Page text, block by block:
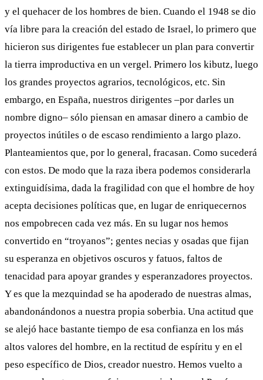
y el quehacer de los hombres de bien. Cuando el 1948 se dio
vía libre para la creación del estado de Israel, lo primero que
hicieron sus dirigentes fue establecer un plan para convertir
la tierra improductiva en un vergel. Primero los kibutz, luego
los grandes proyectos agrarios, tecnológicos, etc. Sin
embargo, en España, nuestros dirigentes –por darles un
nombre digno– sólo piensan en amasar dinero a cambio de
proyectos inútiles o de escaso rendimiento a largo plazo.
Planteamientos que, por lo general, fracasan. Como sucederá
con estos. De modo que la raza ibera podemos considerarla
extinguidísima, dada la fragilidad con que el hombre de hoy
acepta decisiones políticas que, en lugar de enriquecernos
nos empobrecen cada vez más. En su lugar nos hemos
convertido en “troyanos”; gentes necias y osadas que fijan
su esperanza en objetivos oscuros y fatuos, faltos de
tenacidad para apoyar grandes y esperanzadores proyectos.
Y es que la mezquindad se ha apoderado de nuestras almas,
abandonándonos a nuestra propia soberbia. Una actitud que
se alejó hace bastante tiempo de esa confianza en los más
altos valores del hombre, en la rectitud de espíritu y en el
peso específico de Dios, creador nuestro. Hemos vuelto a